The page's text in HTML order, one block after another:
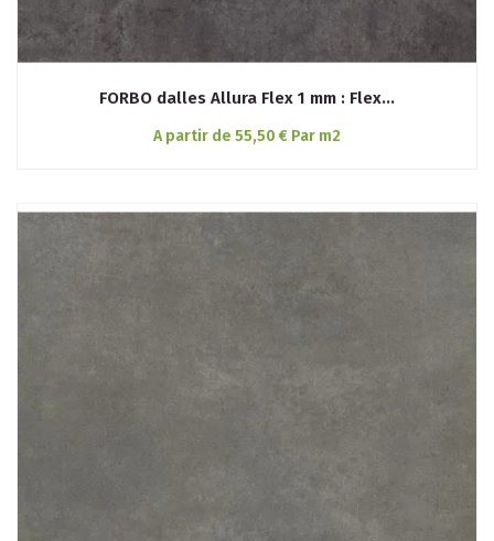
FORBO dalles Allura Flex 1 mm : Flex...
A partir de 55,50 € Par m2